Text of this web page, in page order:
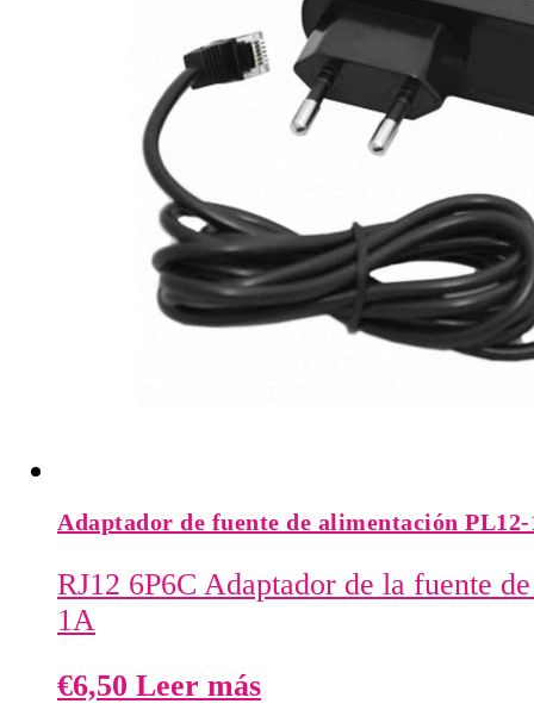
Adaptador de fuente de alimentación PL12-
RJ12 6P6C Adaptador de la fuente
1A
€6,50 Leer más